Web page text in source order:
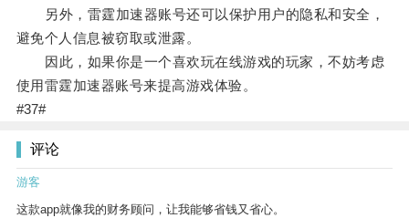
另外，雷霆加速器账号还可以保护用户的隐私和安全，
避免个人信息被窃取或泄露。
因此，如果你是一个喜欢玩在线游戏的玩家，不妨考虑
使用雷霆加速器账号来提高游戏体验。
#37#
评论
游客
这款app就像我的财务顾问，让我能够省钱又省心。